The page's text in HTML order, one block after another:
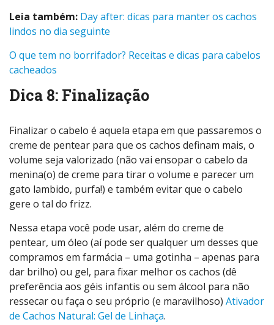
Leia também: Day after: dicas para manter os cachos
lindos no dia seguinte
O que tem no borrifador? Receitas e dicas para cabelos
cacheados
Dica 8: Finalização
Finalizar o cabelo é aquela etapa em que passaremos o
creme de pentear para que os cachos definam mais, o
volume seja valorizado (não vai ensopar o cabelo da
menina(o) de creme para tirar o volume e parecer um
gato lambido, purfa!) e também evitar que o cabelo
gere o tal do frizz.
Nessa etapa você pode usar, além do creme de
pentear, um óleo (aí pode ser qualquer um desses que
compramos em farmácia – uma gotinha – apenas para
dar brilho) ou gel, para fixar melhor os cachos (dê
preferência aos géis infantis ou sem álcool para não
ressecar ou faça o seu próprio (e maravilhoso) Ativador
de Cachos Natural: Gel de Linhaça.